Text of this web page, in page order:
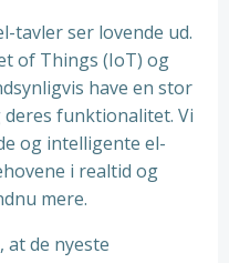
tavler ser lovende ud.
of Things (IoT) og
have en stor
funktionalitet. Vi
og intelligente el-
i realtid og
mere.
at de nyeste